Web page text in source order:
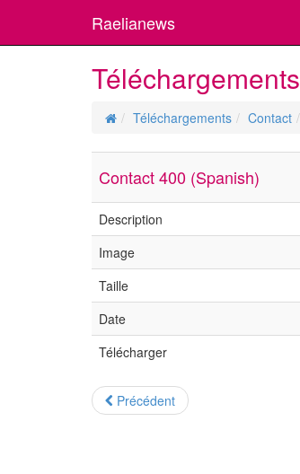
Raelianews
Téléchargements
Téléchargements Contact
Contact 400 (Spanish)
Description
Image
Taille
Date
Télécharger
Précédent